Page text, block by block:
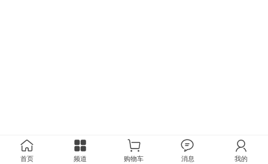
首页 频道 购物车 消息 我的